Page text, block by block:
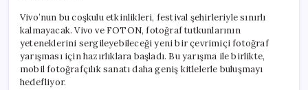
Vivo’nun bu coşkulu etkinlikleri, festival şehirleriyle sınırlı
kalmayacak. Vivo ve FOTON, fotoğraf tutkunlarının
yeteneklerini sergileyebileceği yeni bir çevrimiçi fotoğraf
yarışması için hazırlıklara başladı. Bu yarışma ile birlikte,
mobil fotoğrafçılık sanatı daha geniş kitlelerle buluşmayı
hedefliyor.